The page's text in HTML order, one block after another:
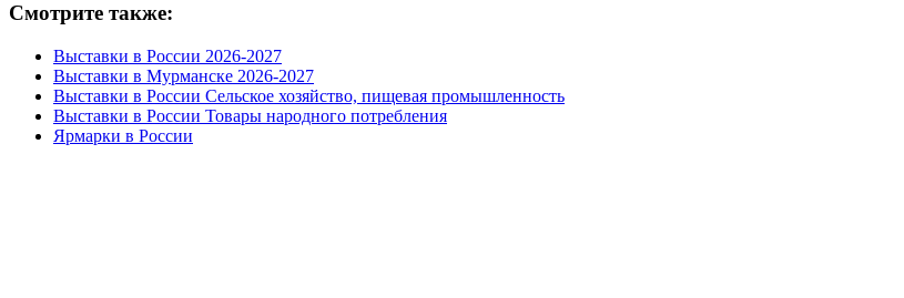
Смотрите также:
Выставки в России 2026-2027
Выставки в Мурманске 2026-2027
Выставки в России Сельское хозяйство, пищевая промышленность
Выставки в России Товары народного потребления
Ярмарки в России